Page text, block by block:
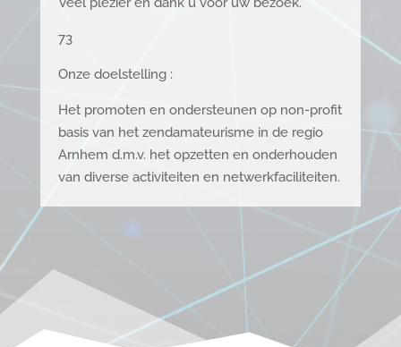
73
Onze doelstelling :
Het promoten en ondersteunen op non-profit
basis van het zendamateurisme in de regio
Arnhem d.m.v. het opzetten en onderhouden
van diverse activiteiten en netwerkfaciliteiten.